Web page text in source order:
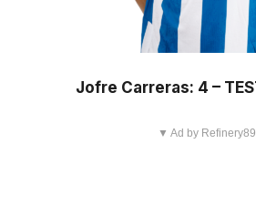
Jofre Carreras: 4 –
▼ Ad by Refinery89